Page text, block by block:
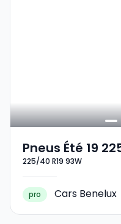
Pneus Été 19
225/40 R19 93W
pro Cars Benelux